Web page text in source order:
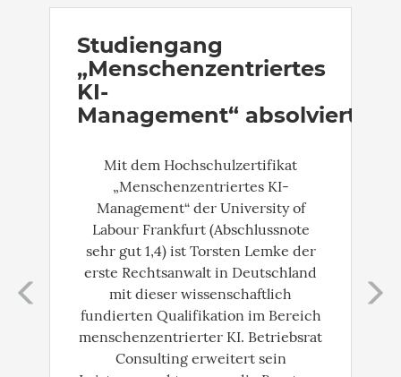
Studiengang
„Menschenzentriertes
KI-
Management“ absolviert
Mit dem Hochschulzertifikat
„Menschenzentriertes KI-
Management“ der University of
Labour Frankfurt (Abschlussnote
sehr gut 1,4) ist Torsten Lemke der
erste Rechtsanwalt in Deutschland
mit dieser wissenschaftlich
fundierten Qualifikation im Bereich
menschenzentrierter KI. Betriebsrat
Consulting erweitert sein
Zurück